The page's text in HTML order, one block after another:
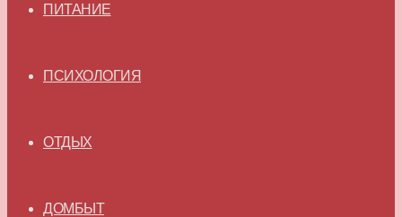
ПИТАНИЕ
ПСИХОЛОГИЯ
ОТДЫХ
ДОМБЫТ